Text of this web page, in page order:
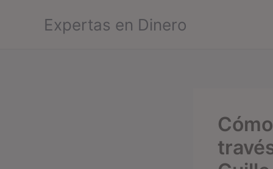
Expertas en Dinero